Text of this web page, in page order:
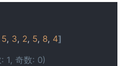
5, 3, 2, 5, 8, 4]
1, 奇数: 0)